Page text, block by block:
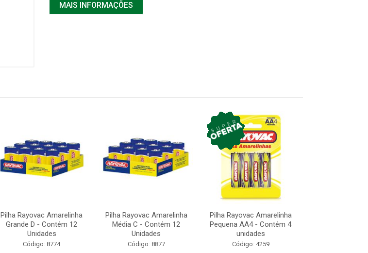
MAIS INFORMAÇÕES
Pilha Rayovac Amarelinha
Grande D - Contém 12
Unidades
Código: 8774
Pilha Rayovac Amarelinha
Média C - Contém 12
Unidades
Código: 8877
Pilha Rayovac Amarelinha
Pequena AA4 - Contém 4
unidades
Código: 4259